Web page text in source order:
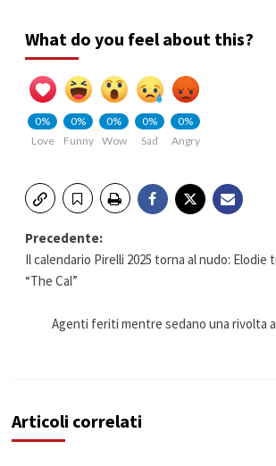
What do you feel about this?
0%
Love
0%
Funny
0%
Wow
0%
Sad
0%
Angry
Navigazione
articolo
Precedente:
Il calendario Pirelli 2025 torna al nudo:
“The Cal”
Agenti feriti mentre sedano una rivolta
Articoli correlati